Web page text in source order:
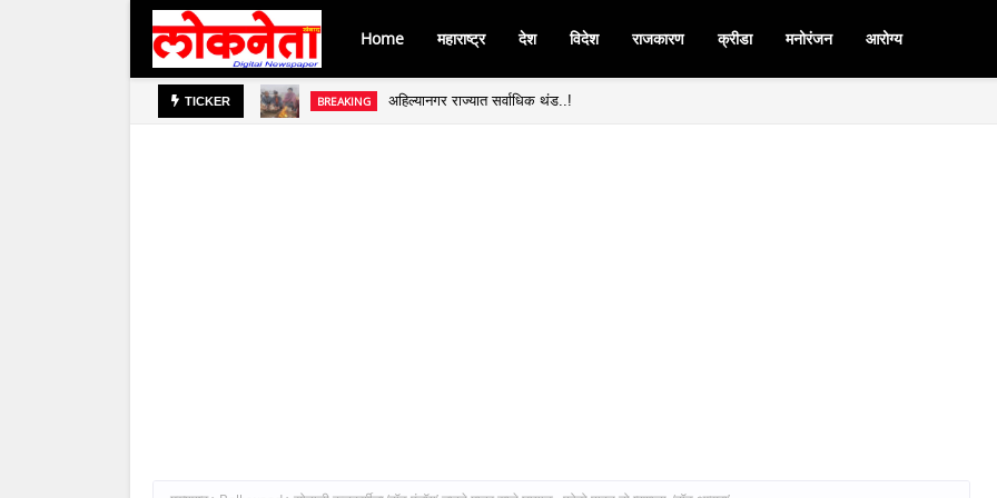
Home महाराष्ट्र देश विदेश राजकारण क्रीडा मनोरंजन आरोग्य
TICKER
BREAKING
BREAKING जिल्हा बँकेच्या चेअरमनपदी माजी आ. चंद्रशेखर घुले पाटील बिनविरोध